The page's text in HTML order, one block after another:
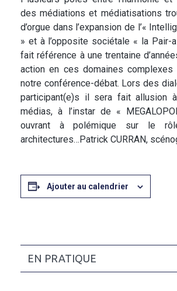
des médiations et médiatisations
d’orgue dans l’expansion de l’«
» et à l’opposite sociétale « la Pair-
fait référence à une trentaine
action en ces domaines complexes
notre conférence-débat. Lors des
participant(e)s il sera fait allusion
médias, à l’instar de «
ouvrant à polémique sur le
architectures…Patrick CURRAN,
Ajouter au calendrier
EN PRATIQUE